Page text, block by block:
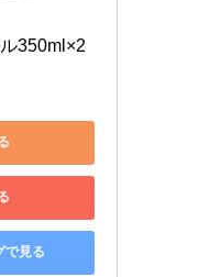
350ml×2
で見る